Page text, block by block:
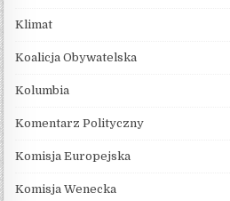
Klimat
Koalicja Obywatelska
Kolumbia
Komentarz Polityczny
Komisja Europejska
Komisja Wenecka